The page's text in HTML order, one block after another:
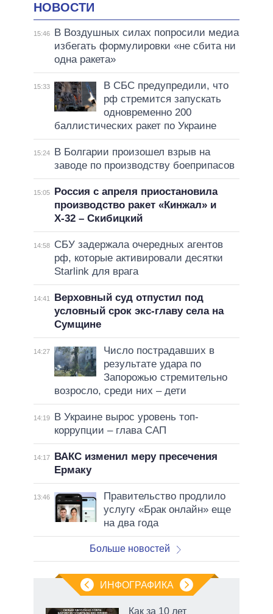
НОВОСТИ
15:46
В Воздушных силах попросили медиа
избегать формулировки «не сбита ни
одна ракета»
15:33
В СБС предупредили, что
рф стремится запускать
одновременно 200
баллистических ракет по Украине
15:24
В Болгарии произошел взрыв на
заводе по производству боеприпасов
15:05
Россия с апреля приостановила
производство ракет «Кинжал» и
Х-32 – Скибицкий
14:58
СБУ задержала очередных агентов
рф, которые активировали десятки
Starlink для врага
14:41
Верховный суд отпустил под
условный срок экс-главу села на
Сумщине
14:27
Число пострадавших в
результате удара по
Запорожью стремительно
возросло, среди них – дети
14:19
В Украине вырос уровень топ-
коррупции – глава САП
14:17
ВАКС изменил меру пресечения
Ермаку
13:46
Правительство продлило
услугу «Брак онлайн» еще
на два года
Больше новостей
ИНФОГРАФИКА
Как за 10 лет